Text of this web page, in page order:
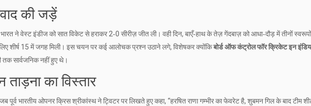
की जड़ें
ने वेस्ट इंडीज को सात विकेट से हराकर 2‑0 सीरीज़ जीत ली। वही दिन, बाएँ‑हाथ के तेज़ गेंदबाज़ को आधा‑दौड़ में तीनों
शीर्ष 15 में जगह मिली। इस चयन पर कई आलोचक प्रश्न उठाने लगे, विशेषकर क्योंकिबोर्ड ऑफ कंट्रोल फॉर क्रिकेट इन
सार्वजनिक नहीं हुए थे।
का विस्तार
पूर्व भारतीय ओपनरक्रिस श्रीकांस्थने ट्विटर पर लिखते हुए कहा, “हरषित राणा गम्भीर का फेवरेट है, शुबमन गिल के बाद टीम